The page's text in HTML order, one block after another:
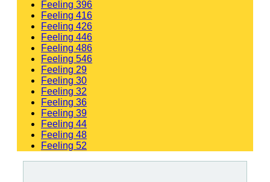
Feeling 396
Feeling 416
Feeling 426
Feeling 446
Feeling 486
Feeling 546
Feeling 29
Feeling 30
Feeling 32
Feeling 36
Feeling 39
Feeling 44
Feeling 48
Feeling 52